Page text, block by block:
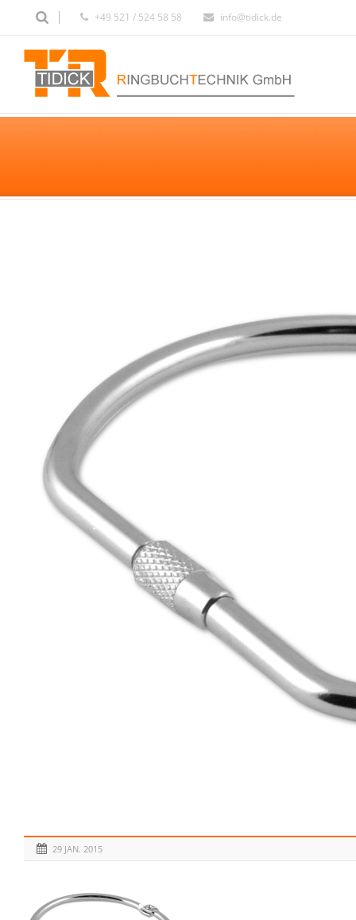
+49 521 / 524 58 58 info@tidick.de
29 JAN. 2015